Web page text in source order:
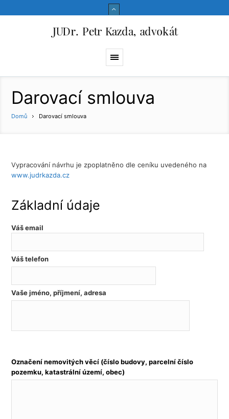
Darovací smlouva
Domů Darovací smlouva
Vypracování návrhu je zpoplatněno dle ceníku uvedeného na
www.judrkazda.cz
Základní údaje
Váš email
Váš telefon
Vaše jméno, příjmení, adresa
Označení nemovitých věcí (číslo budovy, parcelní číslo
pozemku, katastrální území, obec)